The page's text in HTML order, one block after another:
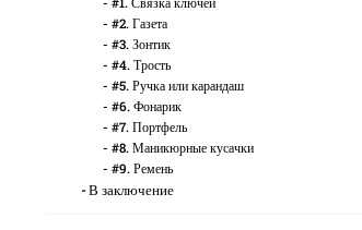
#2. Газета
#3. Зонтик
#4. Трость
#5. Ручка или карандаш
#6. Фонарик
#7. Портфель
#8. Маникюрные кусачки
#9. Ремень
В заключение